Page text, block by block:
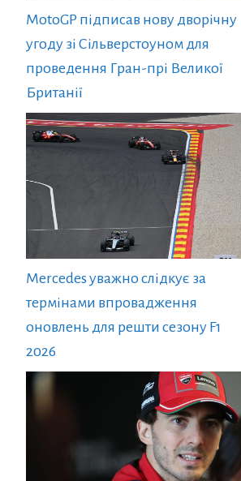
MotoGP підписав нову дворічну
угоду зі Сільверстоуном для
проведення Гран-прі Великої
Британії
Mercedes уважно слідкує за
термінами впровадження
оновлень для решти сезону F1
2026